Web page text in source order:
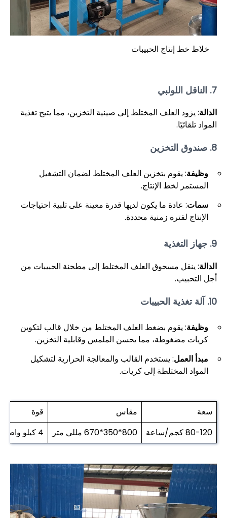
خلاط خط إنتاج الحبيبات
7. الناقل اللولبي
الدالة: يزود العلف المختلط إلى صينية التخزين، مما يتيح تغذية
المواد تلقائيًا.
8. صندوق التخزين
وظيفة: يقوم بتخزين العلف المختلط لضمان التشغيل
المستمر لخط الإنتاج.
سمات: عادة ما يكون لديها قدرة معينة على تلبية احتياجات
الإنتاج لفترة زمنية محددة.
9. جهاز التغذية
الدالة: ينقل مسحوق العلف المختلط إلى مطحنة الحبيبات من
أجل التحبيب.
10. آلة تغذية الحبيبات
وظيفة: يقوم بضغط العلف المختلط من خلال قالب لتكوين
كريات مضغوطة، مما يحسن الملمس وقابلية التخزين.
مبدأ العمل: يستخدم القالب والمعالجة الحرارية لتشكيل
المواد المختلطة إلى كريات.
سعة مقاس
قوة
80-120 كجم/ساعة
800*350*670 مللي متر 4 كيلو واط